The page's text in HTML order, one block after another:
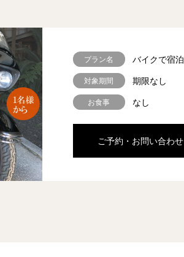
プラン名 バイクで宿泊
対象期間 期限なし
お食事 なし
ご予約・お問い合わせ